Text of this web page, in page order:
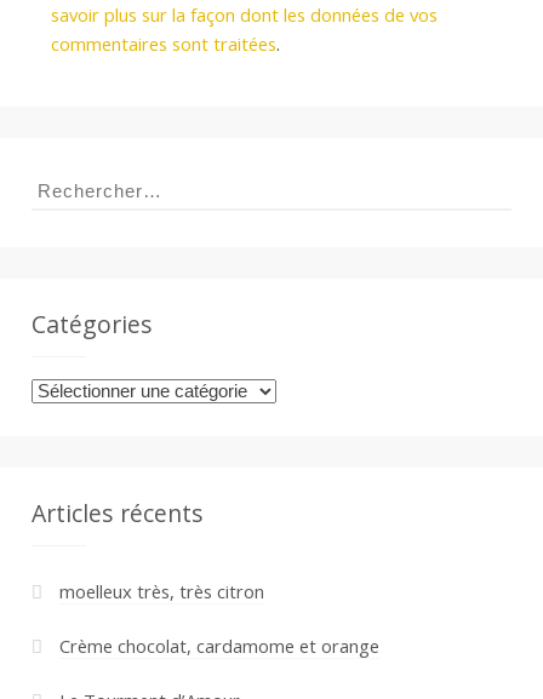
savoir plus sur la façon dont les données de vos
commentaires sont traitées.
Rechercher :
Catégories
Catégories
Articles récents
moelleux très, très citron
Crème chocolat, cardamome et orange